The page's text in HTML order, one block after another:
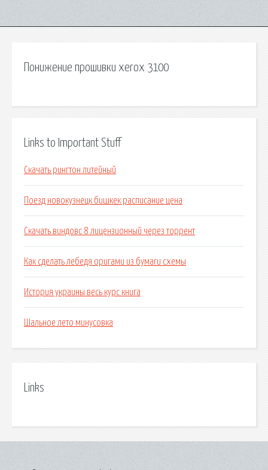
Понижение прошивки xerox 3100
Links to Important Stuff
Скачать рингтон литейный
Поезд новокузнецк бишкек расписание цена
Скачать виндовс 8 лицензионный через торрент
Как сделать лебедя оригами из бумаги схемы
История украины весь курс книга
Шальное лето минусовка
Links